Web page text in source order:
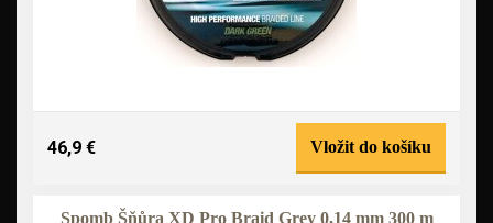
46,9 € Vložit do košíku
Spomb Šňůra XD Pro Braid Grey 0,14 mm 300 m